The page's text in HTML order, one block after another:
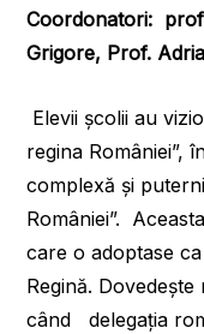
Coordonatori:
Grigore, Prof.
Elevii școlii au
regina României”,
complexă și
României”.
care o adoptase
Regină.
când delegația